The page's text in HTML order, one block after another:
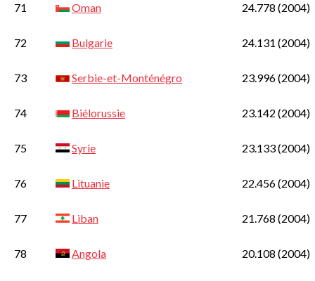
71 Oman 24.778 (2004)
72 Bulgarie 24.131 (2004)
73 Serbie-et-Monténégro 23.996(2004)
74 Biélorussie 23.142 (2004)
75 Syrie 23.133(2004)
76 Lituanie 22.456(2004)
77 Liban 21.768 (2004)
78 Angola 20.108 (2004)